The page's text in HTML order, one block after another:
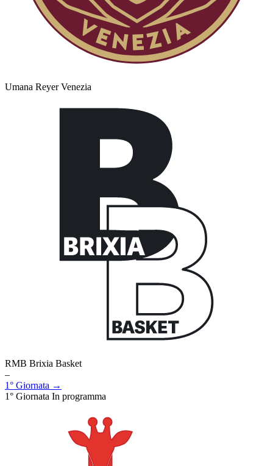
Umana Reyer Venezia
RMB Brixia Basket
–
1° Giornata →
1° Giornata In programma